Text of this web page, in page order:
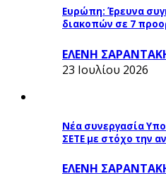
Ευρώπη: Έρευνα
διακοπών σε 7
ΕΛΕΝΗ
23 Ιουλίου 2026
Νέα συνεργασία
ΣΕΤΕ με στόχο την
ΕΛΕΝΗ